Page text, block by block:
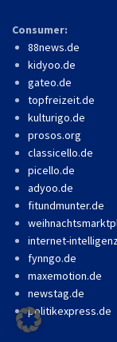
Consumer:
88news.de
kidyoo.de
gateo.de
topfreizeit.de
kulturigo.de
prosos.org
classicello.de
picello.de
adyoo.de
fitundmunter.de
internet-
fynngo.de
maxemotion.de
newstag.de
politikexpress.de